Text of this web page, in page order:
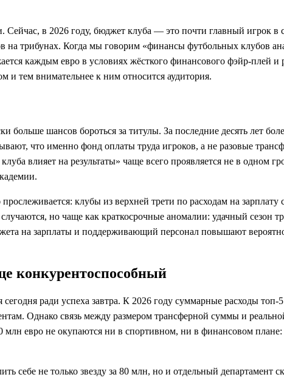
в 2026 году, бюджет клуба — это почти главный игрок в
на трибунах. Когда мы говорим «финансы футбольных клубов
каждым евро в условиях жёсткого финансового фэйр‑плей
тем внимательнее к ним относится аудитория.
больше шансов бороться за титулы. За последние десять лет
что именно фонд оплаты труда игроков, а не разовые
влияет на результаты» чаще всего проявляется не в одном
клубы из верхней трети по расходам на
но чаще как краткосрочные аномалии: удачный сезон
на зарплаты и поддерживающий персонал повышают
конкурентоспособный
ради успеха завтра. К 2026 году суммарные расходы
Однако связь между размером трансферной суммы и
евро не окупаются ни в спортивном, ни в финансовом плане:
не только звезду за 80 млн, но и отдельный департамент